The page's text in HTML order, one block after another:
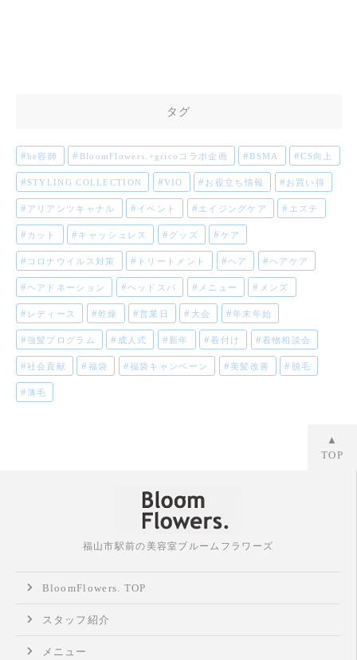
タグ
be容師 BloomFlowers.+gricoコラボ企画 BSMA CS向上
STYLING COLLECTION VIO お役立ち情報 お買い得
アリアンツキャナル イベント エイジングケア エステ
カット キャッシュレス グッズ ケア
コロナウイルス対策 トリートメント ヘア ヘアケア
ヘアドネーション ヘッドスパ メニュー メンズ
レディース 乾燥 営業日 大会 年末年始
強髪プログラム 成人式 新年 着付け 着物相談会
社会貢献 福袋 福袋キャンペーン 美髪改善 脱毛
薄毛
▲
TOP
福山市駅前の美容室ブルームフラワーズ
BloomFlowers. TOP
スタッフ紹介
メニュー